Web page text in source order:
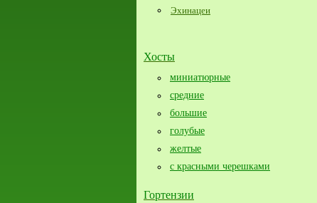
Эхинацеи
Хосты
миниатюрные
средние
большие​
голубые
желтые
с красными черешками
Гортензии